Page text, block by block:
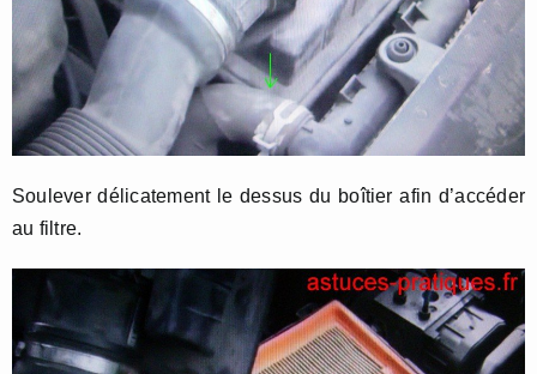
Soulever délicatement le dessus du boîtier afin d’accéder
au filtre.